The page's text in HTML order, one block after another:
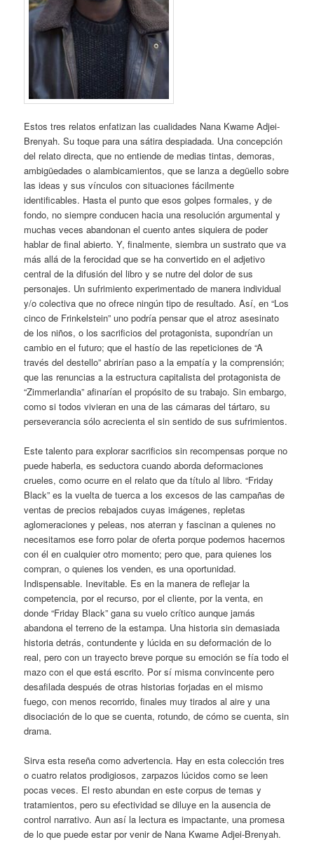
Estos tres relatos enfatizan las cualidades Nana Kwame Adjei-
Brenyah. Su toque para una sátira despiadada. Una concepción
del relato directa, que no entiende de medias tintas, demoras,
ambigüedades o alambicamientos, que se lanza a degüello sobre
las ideas y sus vínculos con situaciones fácilmente
identificables. Hasta el punto que esos golpes formales, y de
fondo, no siempre conducen hacia una resolución argumental y
muchas veces abandonan el cuento antes siquiera de poder
hablar de final abierto. Y, finalmente, siembra un sustrato que va
más allá de la ferocidad que se ha convertido en el adjetivo
central de la difusión del libro y se nutre del dolor de sus
personajes. Un sufrimiento experimentado de manera individual
y/o colectiva que no ofrece ningún tipo de resultado. Así, en “Los
cinco de Frinkelstein” uno podría pensar que el atroz asesinato
de los niños, o los sacrificios del protagonista, supondrían un
cambio en el futuro; que el hastío de las repeticiones de “A
través del destello” abrirían paso a la empatía y la comprensión;
que las renuncias a la estructura capitalista del protagonista de
“Zimmerlandia” afinarían el propósito de su trabajo. Sin embargo,
como si todos vivieran en una de las cámaras del tártaro, su
perseverancia sólo acrecienta el sin sentido de sus sufrimientos.
Este talento para explorar sacrificios sin recompensas porque no
puede haberla, es seductora cuando aborda deformaciones
crueles, como ocurre en el relato que da título al libro. “Friday
Black” es la vuelta de tuerca a los excesos de las campañas de
ventas de precios rebajados cuyas imágenes, repletas
aglomeraciones y peleas, nos aterran y fascinan a quienes no
necesitamos ese forro polar de oferta porque podemos hacernos
con él en cualquier otro momento; pero que, para quienes los
compran, o quienes los venden, es una oportunidad.
Indispensable. Inevitable. Es en la manera de reflejar la
competencia, por el recurso, por el cliente, por la venta, en
donde “Friday Black” gana su vuelo crítico aunque jamás
abandona el terreno de la estampa. Una historia sin demasiada
historia detrás, contundente y lúcida en su deformación de lo
real, pero con un trayecto breve porque su emoción se fía todo el
mazo con el que está escrito. Por sí misma convincente pero
desafilada después de otras historias forjadas en el mismo
fuego, con menos recorrido, finales muy tirados al aire y una
disociación de lo que se cuenta, rotundo, de cómo se cuenta, sin
drama.
Sirva esta reseña como advertencia. Hay en esta colección tres
o cuatro relatos prodigiosos, zarpazos lúcidos como se leen
pocas veces. El resto abundan en este corpus de temas y
tratamientos, pero su efectividad se diluye en la ausencia de
control narrativo. Aun así la lectura es impactante, una promesa
de lo que puede estar por venir de Nana Kwame Adjei-Brenyah.